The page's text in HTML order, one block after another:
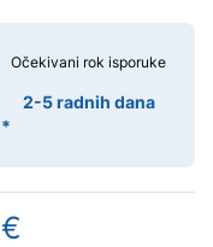
Očekivani rok isporuke
2-5 radnih dana